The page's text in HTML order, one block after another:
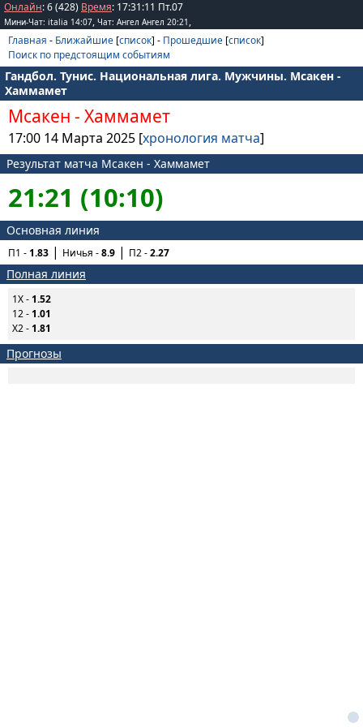
Онлайн: 6 (428) Время: 17:31:11 Пт.07
Мини-Чат: italia 14:07, Чат: Ангел Ангел 20:21 ,
Главная - Ближайшие [список] - Прошедшие [список]
Поиск по предстоящим событиям
Гандбол. Тунис. Национальная лига. Мужчины. Мсакен -
Хаммамет
Мсакен - Хаммамет
17:00 14 Марта 2025 [хронология матча]
Результат матча Мсакен - Хаммамет
21:21 (10:10)
Основная линия
П1 -1.83 Ничья -8.9 П2 -2.27
Полная линия
1X - 1.52
12 - 1.01
X2 - 1.81
Прогнозы